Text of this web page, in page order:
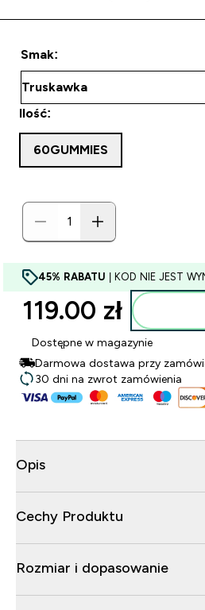
Smak:
Ilość:
60GUMMIES
45% RABATU | KOD NIE JEST
119.00 zł‎
Dostępne w magazynie
Darmowa dostawa przy
30 dni na zwrot zamówienia
Opis
Cechy Produktu
Rozmiar i dopasowanie